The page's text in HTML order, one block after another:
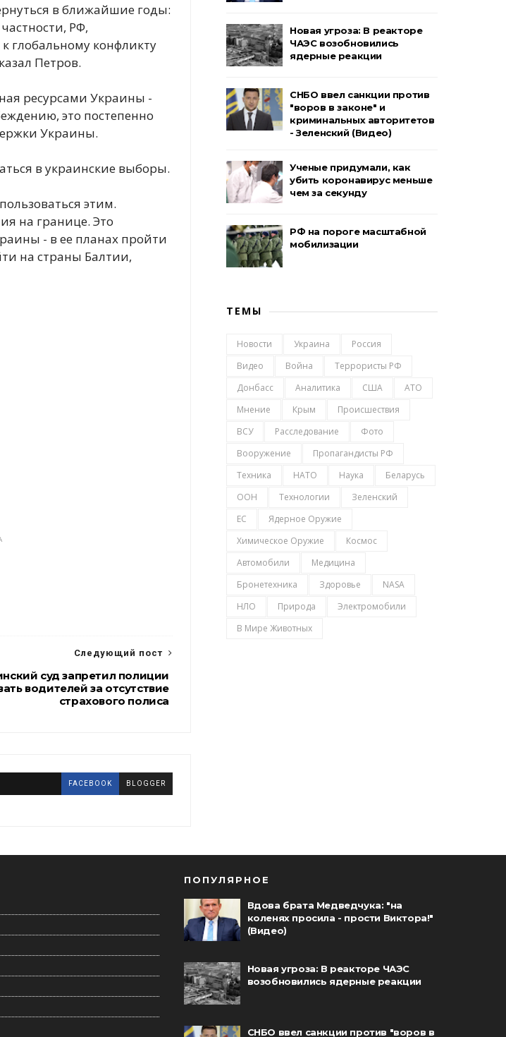
в ближайшие годы:
РФ,
глобальному конфликту
Петров.
ресурсами Украины -
это постепенно
Украины.
в украинские выборы.
этим.
на границе. Это
- в ее планах пройти
на страны Балтии,
Следующий пост
суд запретил полиции
водителей за отсутствие
страхового полиса
FACEBOOK BLOGGER
Новая угроза: В реакторе
ЧАЭС возобновились
ядерные реакции
СНБО ввел санкции против
"воров в законе" и
криминальных авторитетов
- Зеленский (Видео)
Ученые придумали, как
убить коронавирус меньше
чем за секунду
РФ на пороге масштабной
мобилизации
ТЕМЫ
Новости Украина
Россия
Видео
Война
Террористы РФ
Донбасс
Аналитика США
АТО
Мнение
Крым
Происшествия
ВСУ
Расследование
Фото
Вооружение
Пропагандисты РФ
Техника
НАТО Наука
Беларусь
ООН
Технологии
Зеленский
ЕС
Ядерное Оружие
Химическое Оружие
Космос
Автомобили
Медицина
Бронетехника
Здоровье
NASA
НЛО
Природа
Электромобили
В Мире Животных
ПОПУЛЯРНОЕ
Вдова брата Медведчука: "на
коленях просила - прости Виктора!"
(Видео)
Новая угроза: В реакторе ЧАЭС
возобновились ядерные реакции
СНБО ввел санкции против "воров в